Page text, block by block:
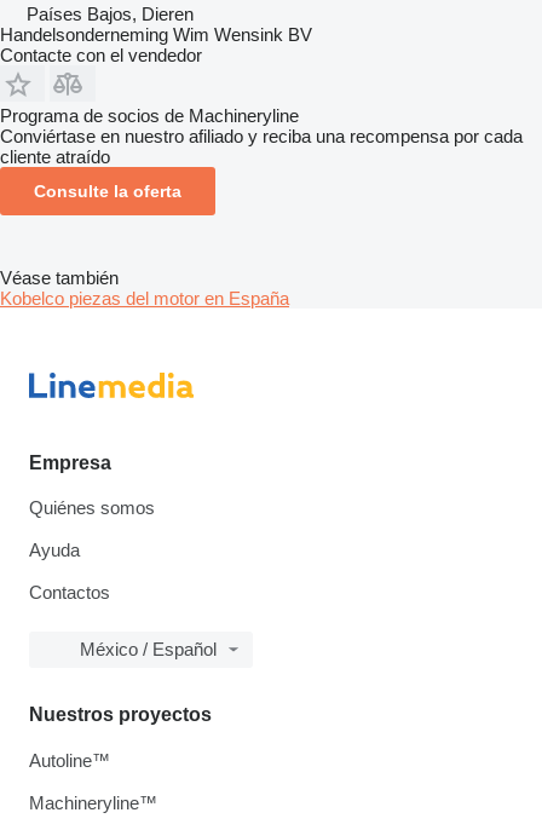
Países Bajos, Dieren
Handelsonderneming Wim Wensink BV
Contacte con el vendedor
Programa de socios de Machineryline
Conviértase en nuestro afiliado y reciba una recompensa por cada
cliente atraído
Consulte la oferta
Véase también
Kobelco piezas del motor en España
Empresa
Quiénes somos
Ayuda
Contactos
México / Español
Nuestros proyectos
Autoline™
Machineryline™